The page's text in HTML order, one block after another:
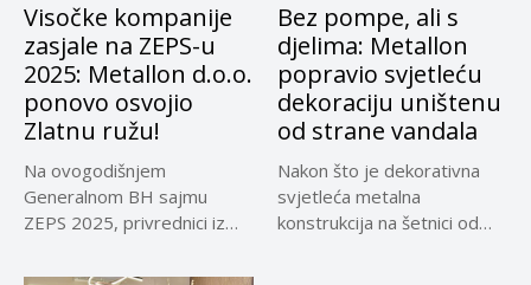
Visočke kompanije
zasjale na ZEPS-u
2025: Metallon d.o.o.
ponovo osvojio
Zlatnu ružu!
Na ovogodišnjem
Generalnom BH sajmu
ZEPS 2025, privrednici iz
Bez pompe, ali s
djelima: Metallon
popravio svjetleću
dekoraciju uništenu
od strane vandala
Nakon što je dekorativna
svjetleća metalna
konstrukcija na šetnici od